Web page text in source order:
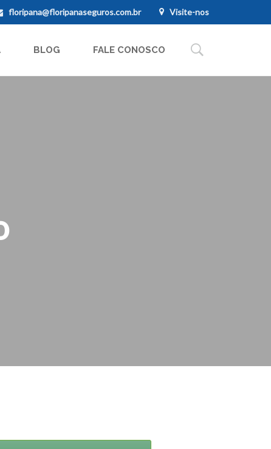
floripana@floripanaseguros.com.br Visite-nos
BLOG FALE CONOSCO